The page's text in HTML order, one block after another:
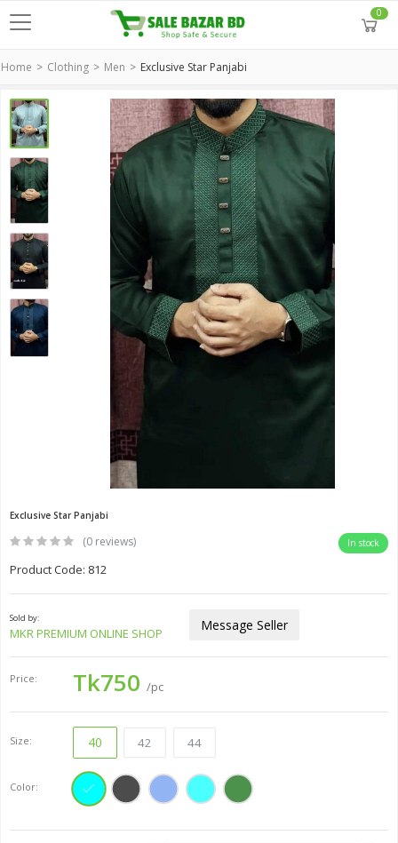
0
Home Clothing Men Exclusive Star Panjabi
Exclusive Star Panjabi
(0 reviews) In stock
Product Code: 812
Sold by:
MKR PREMIUM ONLINE SHOP Message Seller
Price: Tk750 /pc
Size: 40 42 44
Color: